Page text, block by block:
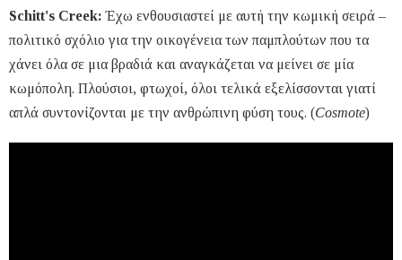
Schitt's Creek:Έχω ενθουσιαστεί με αυτή την κωμική σειρά –
πολιτικό σχόλιο για την οικογένεια των παμπλούτων που τα
χάνει όλα σε μια βραδιά και αναγκάζεται να μείνει σε μία
κωμόπολη. Πλούσιοι, φτωχοί, όλοι τελικά εξελίσσονται γιατί
απλά συντονίζονται με την ανθρώπινη φύση τους. (Cosmote)